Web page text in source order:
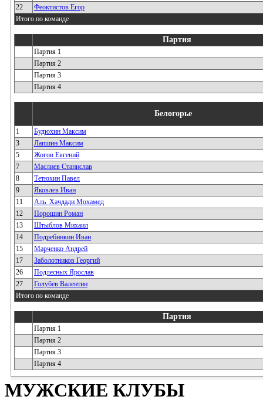
22
Феоктистов Егор
Итого по команде
Партия
Партия 1
Партия 2
Партия 3
Партия 4
Белогорье
1
Будюхин Максим
3
Лапшин Максим
5
Жогов Евгений
7
Маслиев Станислав
8
Тетюхин Павел
9
Яковлев Иван
11
Аль_Хачдади Мохамед
12
Порошин Роман
13
Штыблов Михаил
14
Подребинкин Иван
15
Марченко Андрей
17
Заболотников Георгий
26
Подлесных Ярослав
27
Голубев Валентин
Итого по команде
Партия
Партия 1
Партия 2
Партия 3
Партия 4
МУЖСКИЕ КЛУБЫ